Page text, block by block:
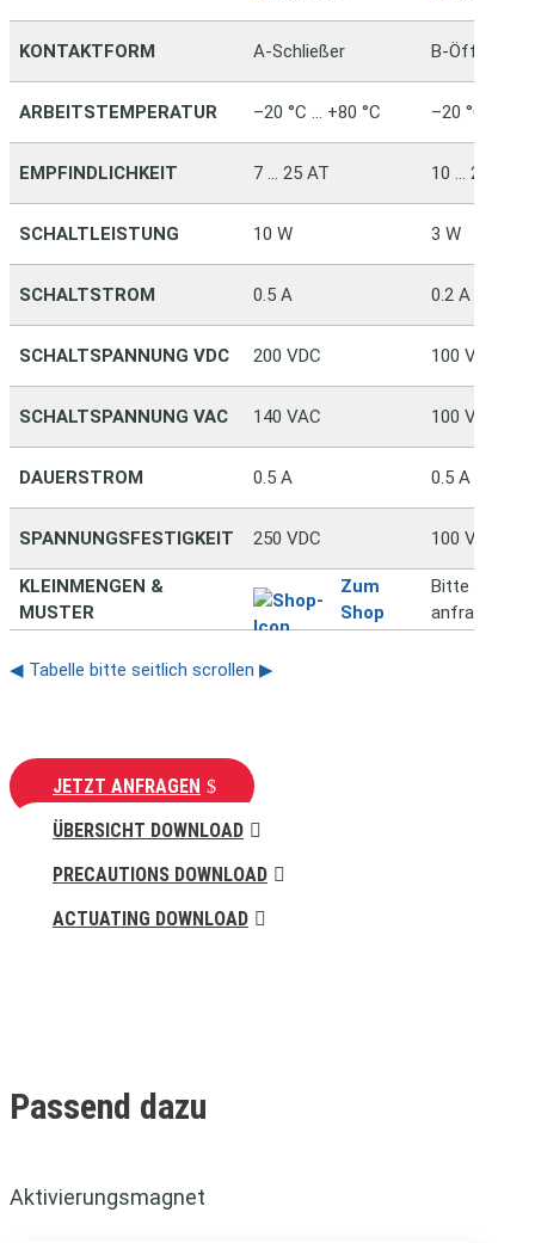
KONTAKTFORM A-Schließer B-Öffner
ARBEITSTEMPERATUR –20 °C … +80 °C –20 °C …
EMPFINDLICHKEIT 7 … 25 AT 10 … 25 AT
SCHALTLEISTUNG 10 W 3 W
SCHALTSTROM 0.5 A 0.2 A
SCHALTSPANNUNG VDC 200 VDC 100 VDC
SCHALTSPANNUNG VAC 140 VAC 100 VAC
DAUERSTROM 0.5 A 0.5 A
SPANNUNGSFESTIGKEIT 250 VDC 100 VDC
KLEINMENGEN &
MUSTER
Zum
Shop
Bitte direkt
anfragen
◀ Tabelle bitte seitlich scrollen ▶
JETZT ANFRAGEN
ÜBERSICHT DOWNLOAD
PRECAUTIONS DOWNLOAD
ACTUATING DOWNLOAD
Passend dazu
Aktivierungsmagnet